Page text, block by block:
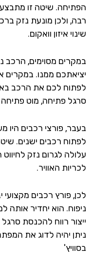
שיטה זו מתבצעת
ולכן מונעת נזק ברכב,
איזון וואקום.
מסוימים, הרכב ננעל
ממנו. במקרים אלו,
לכם את הרכב באמצעות
פתיחה, מוט פתיחה
פורצי רכבים היו
רכבים ישנים. שיטה זו
לגרום נזק לחיווט
האוויר.
פורץ רכבים מקצועי
הוא יחדיר אותה
רווח להכנסת סרגל או
יהיה לדוג את